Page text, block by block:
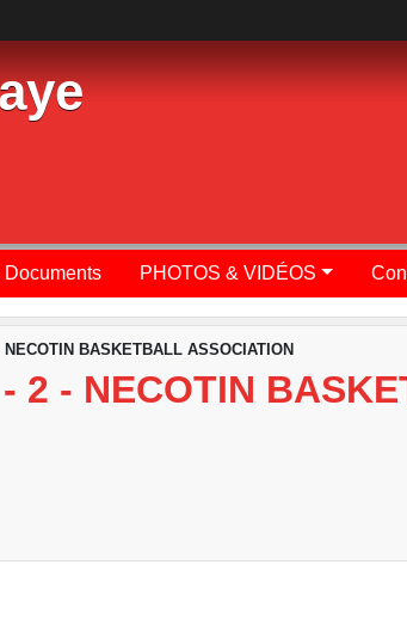
Documents PHOTOS & VIDÉOS
BASKETBALL ASSOCIATION
2 - NECOTIN